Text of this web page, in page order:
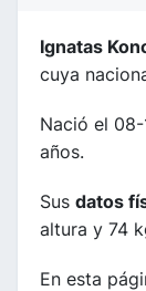
Ignatas
cuya
Nació el
años.
Sus datos
altura y 74
En esta